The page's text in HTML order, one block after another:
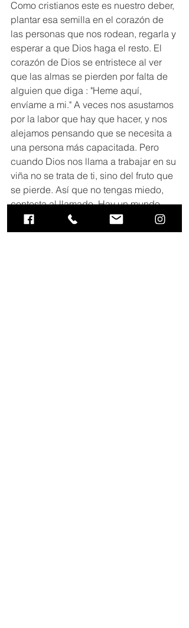
Como cristianos este es nuestro deber,
plantar esa semilla en el corazón de
las personas que nos rodean, regarla y
esperar a que Dios haga el resto. El
corazón de Dios se entristece al ver
que las almas se pierden por falta de
alguien que diga : "Heme aquí,
envíame a mi." A veces nos asustamos
por la labor que hay que hacer, y nos
alejamos pensando que se necesita a
una persona más capacitada. Pero
cuando Dios nos llama a trabajar en su
viña no se trata de ti, sino del fruto que
se pierde. Así que no tengas miedo,
contesta al llamado. Hay un mundo
que nos necesita.